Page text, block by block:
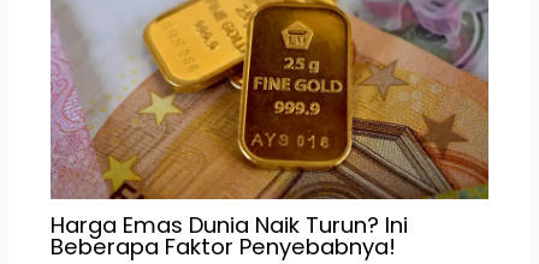
Harga Emas Dunia Naik Turun? Ini
Beberapa Faktor Penyebabnya!